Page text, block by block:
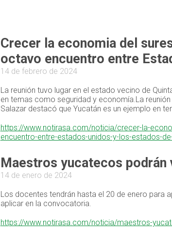
Crecer la economia del
octavo encuentro entre
14 de febrero de 2024
La reunión tuvo lugar en el estado vecino de
en temas como seguridad y economía.La
Salazar destacó que Yucatán es un ejemplo en
https://www.notirasa.com/noticia/crecer-la-
encuentro-entre-estados-unidos-y-los-estados-
Maestros yucatecos podrán
14 de enero de 2024
Los docentes tendrán hasta el 20 de enero para
aplicar en la convocatoria.
https://www.notirasa.com/noticia/maestros-